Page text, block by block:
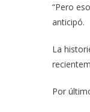
“Pero
anticipó.
La
Por